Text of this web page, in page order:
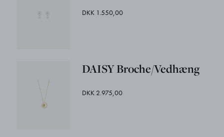
DKK 1.550,00
DAISY Broche/Vedhæng
DKK 2.975,00